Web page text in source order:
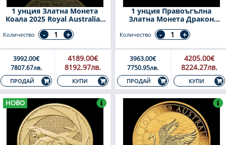
1 унция Златна Монета
Коала 2025 Royal Australian
Mint
Количество
3992.00€
7807.67лв.
ПРОДАЙ
4189.00€
8192.97лв.
КУПИ
1 унция Правоъгълна
Златна Монета Дракон
Австралия 2024
Количество
3963.00€
7750.95лв.
ПРОДАЙ
4205.00€
8224.27лв.
КУПИ
НОВО